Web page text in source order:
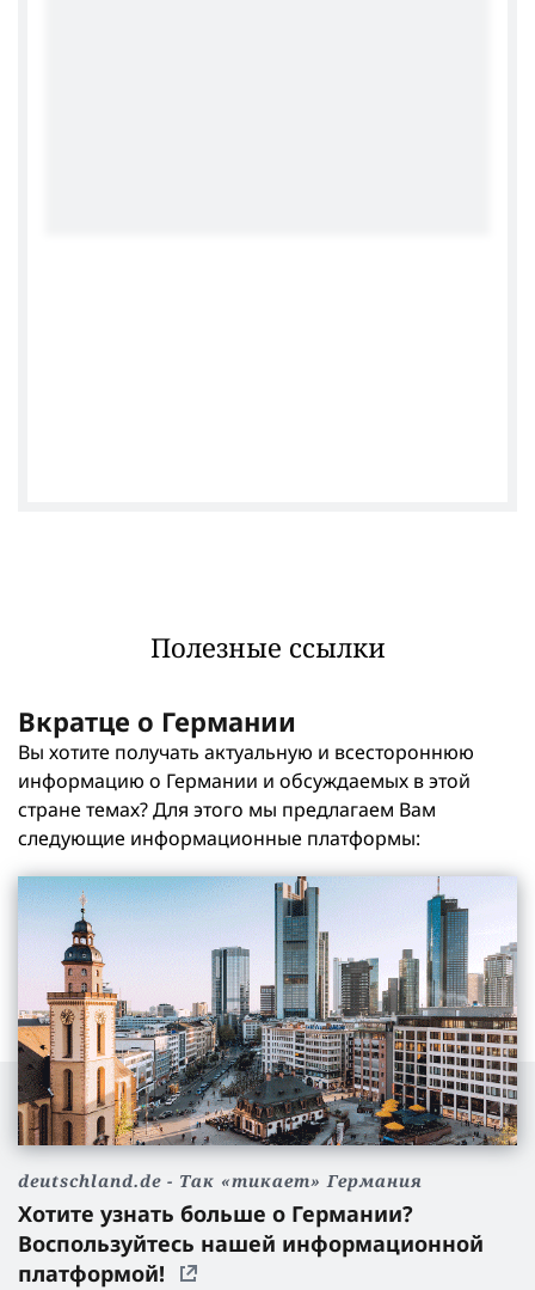
Полезные ссылки
Вкратце о Германии
Вы хотите получать актуальную и всестороннюю
информацию о Германии и обсуждаемых в этой
стране темах? Для этого мы предлагаем Вам
следующие информационные платформы:
deutschland.de - Так «тикает» Германия
Хотите узнать больше о Германии?
Воспользуйтесь нашей информационной
платформой!